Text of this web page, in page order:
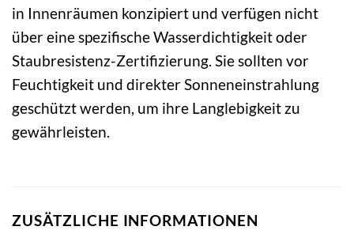
in Innenräumen konzipiert und verfügen nicht
über eine spezifische Wasserdichtigkeit oder
Staubresistenz-Zertifizierung. Sie sollten vor
Feuchtigkeit und direkter Sonneneinstrahlung
geschützt werden, um ihre Langlebigkeit zu
gewährleisten.
ZUSÄTZLICHE INFORMATIONEN